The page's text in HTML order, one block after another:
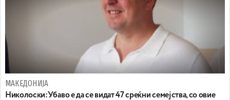
МАКЕДОНИЈА
Николоски:Убаво е да се видат 47 среќни семејства, со овие